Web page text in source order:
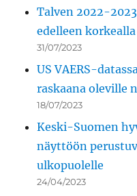
Talven 2022-
edelleen
31/07/2023
US VAERS-
raskaana oleville
18/07/2023
Keski-Suomen
näyttöön
ulkopuolelle
24/04/2023